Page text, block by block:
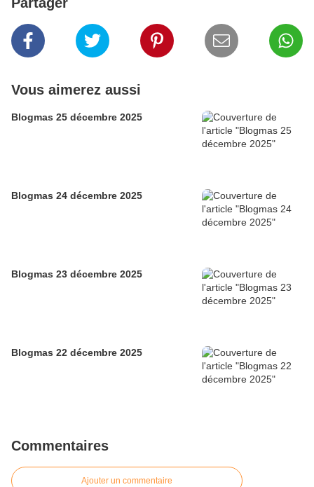
Vous aimerez aussi
Blogmas 25 décembre 2025
Blogmas 24 décembre 2025
Blogmas 23 décembre 2025
Blogmas 22 décembre 2025
Commentaires
Ajouter un commentaire